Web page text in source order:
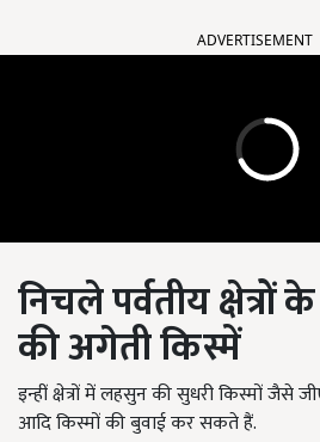
ADVERTISEMENT
निचले पर्वतीय
की अगेती किस्में
इन्हीं क्षेत्रों में लहसुन की सुधरी किस्मों जैसे
आदि किस्मों की बुवाई कर सकते हैं.